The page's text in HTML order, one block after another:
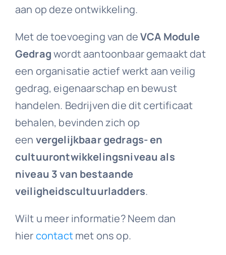
aan op deze ontwikkeling.
Met de toevoeging van deVCA Module
Gedragwordt aantoonbaar gemaakt dat
een organisatie actief werkt aan veilig
gedrag, eigenaarschap en bewust
handelen. Bedrijven die dit certificaat
behalen, bevinden zich op
een vergelijkbaar gedrags- en
cultuurontwikkelingsniveau als
niveau 3 van bestaande
veiligheidscultuurladders.
Wilt u meer informatie? Neem dan
hiercontactmet ons op.